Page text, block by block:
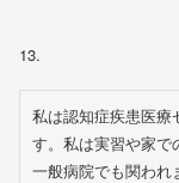
13.
私は認知症疾患医療
す。私は実習や家で
一般病院でも関われ